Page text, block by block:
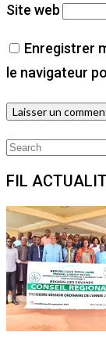
Site web
Enregistrer
le navigateur
Search
FIL